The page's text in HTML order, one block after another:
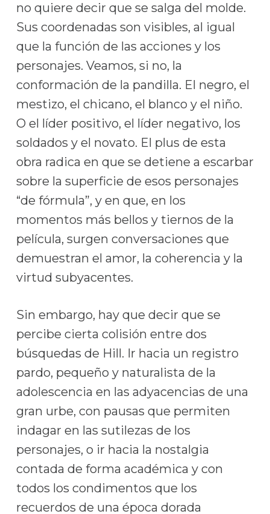
no quiere decir que se salga del molde.
Sus coordenadas son visibles, al igual
que la función de las acciones y los
personajes. Veamos, si no, la
conformación de la pandilla. El negro, el
mestizo, el chicano, el blanco y el niño.
O el líder positivo, el líder negativo, los
soldados y el novato. El plus de esta
obra radica en que se detiene a escarbar
sobre la superficie de esos personajes
“de fórmula”, y en que, en los
momentos más bellos y tiernos de la
película, surgen conversaciones que
demuestran el amor, la coherencia y la
virtud subyacentes.
Sin embargo, hay que decir que se
percibe cierta colisión entre dos
búsquedas de Hill. Ir hacia un registro
pardo, pequeño y naturalista de la
adolescencia en las adyacencias de una
gran urbe, con pausas que permiten
indagar en las sutilezas de los
personajes, o ir hacia la nostalgia
contada de forma académica y con
todos los condimentos que los
recuerdos de una época dorada